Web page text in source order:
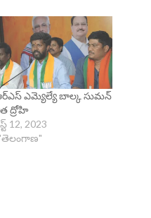
ఎమ్యెల్యే బాల్క సుమన్
ద్రోహి
12, 2023